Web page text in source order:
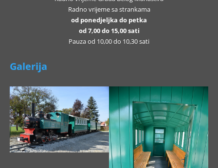
Radno vrijeme sa strankama
od ponedjeljka do petka
od 7,00 do 15,00 sati
Pauza od 10,00 do 10,30 sati
Galerija